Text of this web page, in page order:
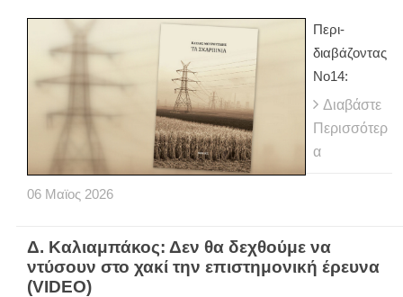
Περι-
διαβάζοντας
Νο14:
Διαβάστε
Περισσότερ
α
06 Μαϊος 2026
Δ. Καλιαμπάκος: Δεν θα δεχθούμε να
ντύσουν στο χακί την επιστημονική έρευνα
(VIDEO)